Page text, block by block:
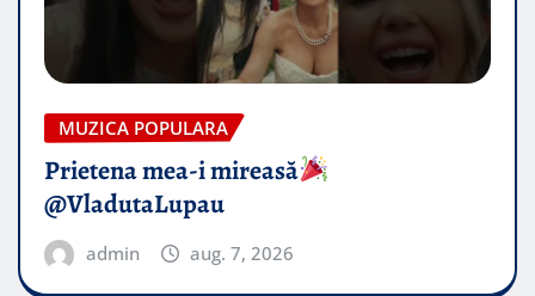
MUZICA POPULARA
Prietena mea-i mireasă​
@VladutaLupau
admin aug. 7, 2026